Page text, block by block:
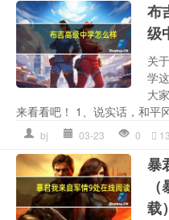
布
级
关
学
大
来看看吧！ 1、说实话，和平
bj 03-23 0
暴
载）